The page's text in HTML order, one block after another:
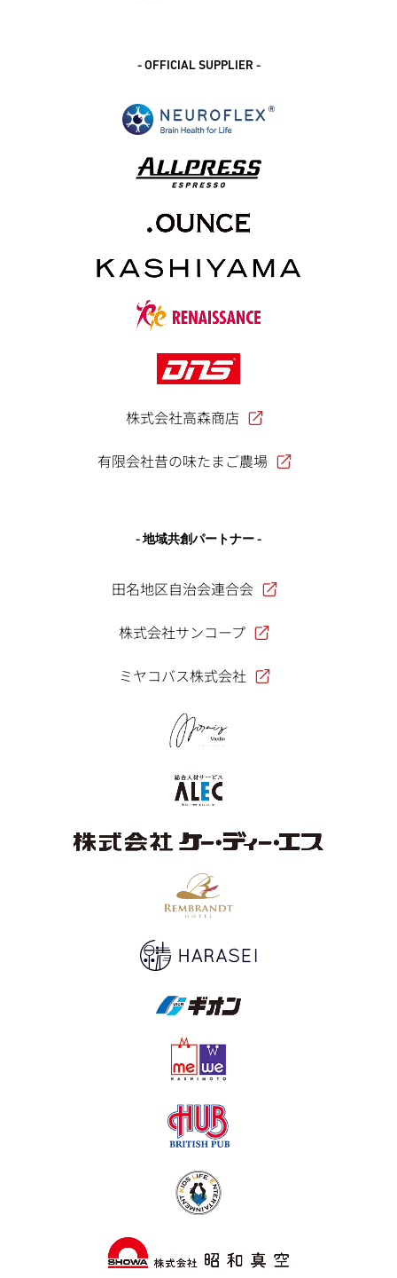
- OFFICIAL SUPPLIER -
株式会社高森商店
有限会社昔の味たまご農場
- 地域共創パートナー -
田名地区自治会連合会
株式会社サンコープ
ミヤコバス株式会社